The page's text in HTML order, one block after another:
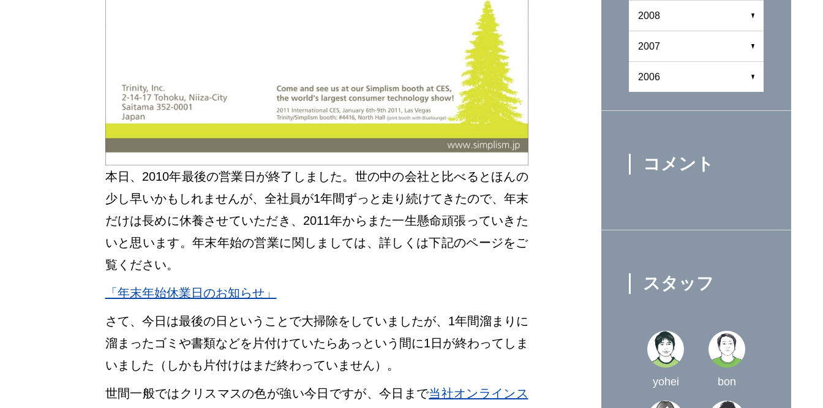
本日、2010年最後の営業日が終了しました。世の中の会社と比べるとほんの
少し早いかもしれませんが、全社員が1年間ずっと走り続けてきたので、年末
だけは長めに休養させていただき、2011年からまた一生懸命頑張っていきた
いと思います。年末年始の営業に関しましては、詳しくは下記のページをご
覧ください。
「年末年始休業日のお知らせ」
さて、今日は最後の日ということで大掃除をしていましたが、1年間溜まりに
溜まったゴミや書類などを片付けていたらあっという間に1日が終わってしま
いました（しかも片付けはまだ終わっていません）。
世間一般ではクリスマスの色が強い今日ですが、今日まで当社オンラインス
2008
2007
2006
コメント
スタッフ
yohei bon